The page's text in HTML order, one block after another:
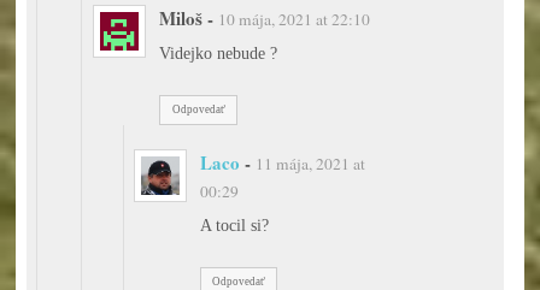
Miloš - 10 mája, 2021 at 22:10
Videjko nebude ?
Odpovedať
Laco - 11 mája, 2021 at
00:29
A tocil si?
Odpovedať